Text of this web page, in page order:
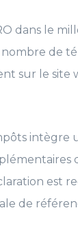
dans le
de
sur le site
est
de